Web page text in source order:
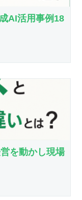
AI活用事例18
を動かし現場